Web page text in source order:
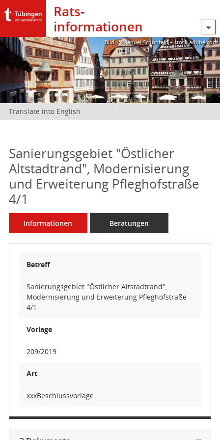
Rats­
informationen
Bild: @Manuel Schönfeld – stock.adobe.com
Translate into English
Sanierungsgebiet "Östlicher
Altstadtrand", Modernisierung
und Erweiterung Pfleghofstraße
4/1
Informationen Beratungen
Betreff
Sanierungsgebiet "Östlicher Altstadtrand",
Modernisierung und Erweiterung Pfleghofstraße
4/1
Vorlage
209/2019
Art
xxxBeschlussvorlage